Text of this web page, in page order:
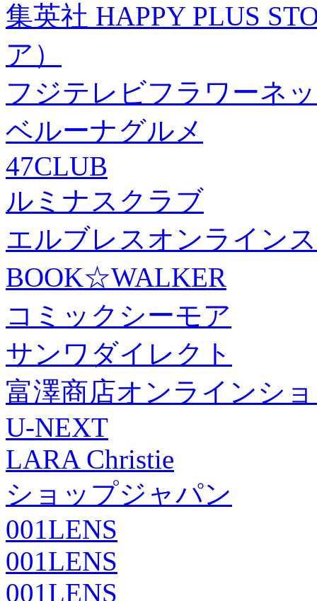
集英社 HAPPY PLUS
ア）
フジテレビフラワーネ
ベルーナグルメ
47CLUB
ルミナスクラブ
エルブレスオンライン
BOOK☆WALKER
コミックシーモア
サンワダイレクト
富澤商店オンラインシ
U-NEXT
LARA Christie
ショップジャパン
001LENS
001LENS
001LENS